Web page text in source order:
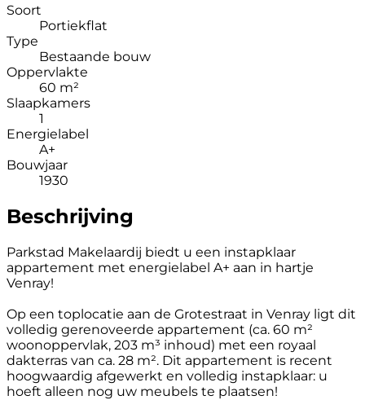
Soort
Portiekflat
Type
Bestaande bouw
Oppervlakte
60 m²
Slaapkamers
1
Energielabel
A+
Bouwjaar
1930
Beschrijving
Parkstad Makelaardij biedt u een instapklaar
appartement met energielabel A+ aan in hartje
Venray!
Op een toplocatie aan de Grotestraat in Venray ligt dit
volledig gerenoveerde appartement (ca. 60 m²
woonoppervlak, 203 m³ inhoud) met een royaal
dakterras van ca. 28 m². Dit appartement is recent
hoogwaardig afgewerkt en volledig instapklaar: u
hoeft alleen nog uw meubels te plaatsen!